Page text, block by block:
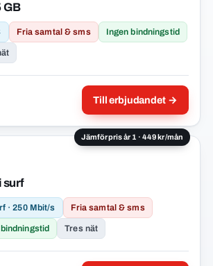
GB
Fria samtal & sms Ingen bindningstid
Till erbjudandet →
Jämförpris år 1 · 449 kr/mån
surf
· 250 Mbit/s Fria samtal & sms
Tres nät